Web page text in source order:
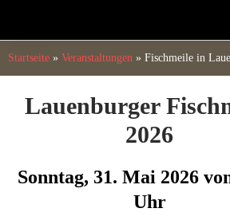
Startseite » Veranstaltungen » Fischmeile in
Lauenburger
2026
Sonntag, 31. Mai 2026
Uhr